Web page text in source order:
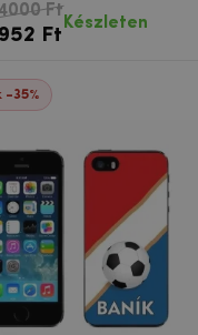
Ft
952 Ft
Készleten
-35%